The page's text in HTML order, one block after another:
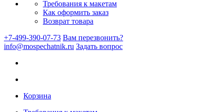
Требования к макетам
Как оформить заказ
Возврат товара
+7-499-390-07-73 Вам перезвонить?
info@mospechatnik.ru Задать вопрос
Корзина